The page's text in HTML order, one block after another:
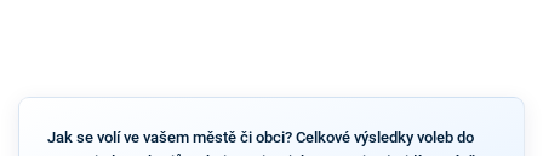
Jak se volí ve vašem městě či obci? Celkové výsledky voleb do